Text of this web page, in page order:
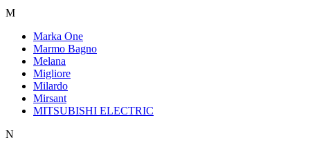
M
Marka One
Marmo Bagno
Melana
Migliore
Milardo
Mirsant
MITSUBISHI ELECTRIC
N